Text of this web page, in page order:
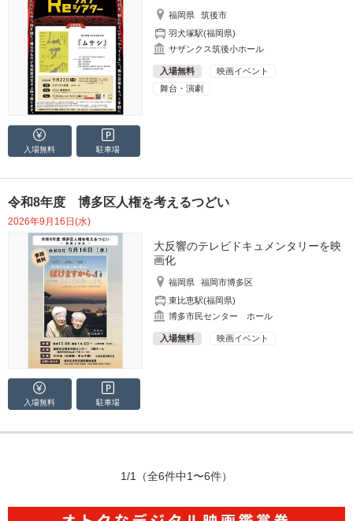
福岡県
筑後市
羽犬塚駅(福岡県)
サザンクス筑後小ホール
入場無料
映画イベント
舞台・演劇
入場無料 駐車場
令和8年度 博多区人権を考えるつどい
2026年9月16日(水)
大反響のテレビドキュメンタリーを映
画化
福岡県
福岡市博多区
東比恵駅(福岡県)
博多市民センター ホール
入場無料 映画イベント
入場無料 駐車場
1/1 （全6件中1〜6件）